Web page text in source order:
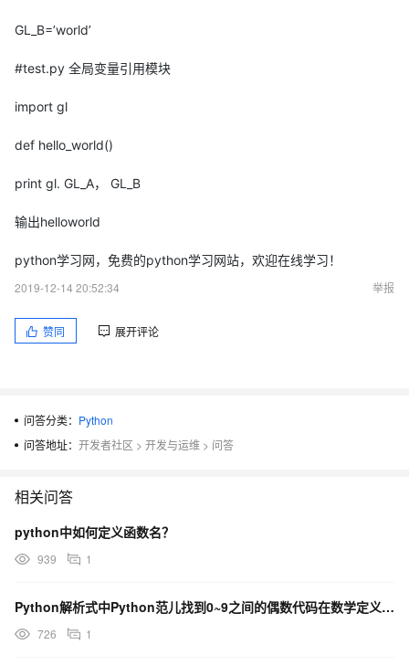
GL_B=’world’
#test.py 全局变量引用模块
import gl
def hello_world()
print gl. GL_A， GL_B
输出helloworld
python学习网，免费的python学习网站，欢迎在线学习！
2019-12-14 20:52:34
举报
赞同 展开评论
问答分类： Python
问答地址： 开发者社区 > 开发与运维 > 问答
相关问答
python中如何定义函数名？
939 1
Python解析式中Python范儿找到0~9之间的偶数代码在数学定义上看来像是什么呢？
726 1